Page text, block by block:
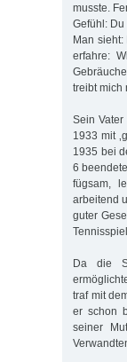
musste.
Gefühl: Du
Man
erfahre:
treibt mich
Sein
1933 mit
1935 bei
6
fügsam,
arbeitend
guter
Da die
traf mit
er schon
seiner